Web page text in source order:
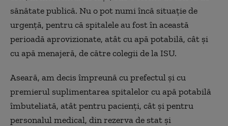
sănătate publică. Nu o pot numi încă situație de
urgență, pentru că spitalele au fost în această
perioadă aprovizionate, atât cu apă potabilă, cât și
cu apă menajeră, de către colegii de la ISU.
Aseară, am decis împreună cu prefectul și cu
premierul suplimentarea spitalelor cu apă potabilă
îmbuteliată, atât pentru pacienți, cât și pentru
personalul medical, din rezerva de stat și